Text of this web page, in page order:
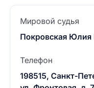
Мировой судья
Покровская Юлия
Телефон
198515, Санкт-